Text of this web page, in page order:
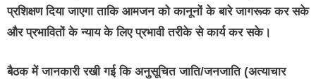
प्रशिक्षण दिया जाएगा ताकि आमजन को कानूनों के बारे जागरूक कर सके
और प्रभावितों के न्याय के लिए प्रभावी तरीके से कार्य कर सके।
बैठक में जानकारी रखी गई कि अनुसूचित जाति/जनजाति (अत्याचार